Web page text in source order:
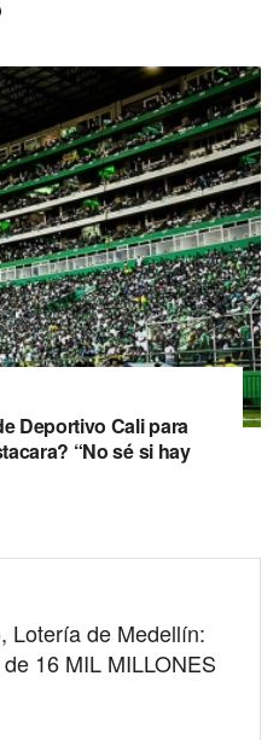
Deportivo Cali para
“No sé si hay
Lotería de Medellín:
16 MIL MILLONES